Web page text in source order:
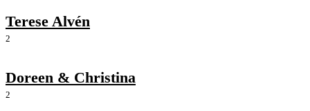
Terese Alvén
2
Doreen & Christina
2